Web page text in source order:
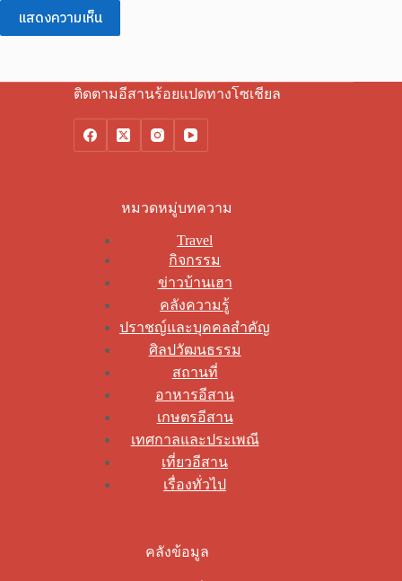
แสดงความเห็น
ติดตามอีสานร้อยแปดทางโซเชียล
หมวดหมู่บทความ
Travel
กิจกรรม
ข่าวบ้านเฮา
คลังความรู้
ปราชญ์และบุคคลสำคัญ
ศิลปวัฒนธรรม
สถานที่
อาหารอีสาน
เกษตรอีสาน
เทศกาลและประเพณี
เที่ยวอีสาน
เรื่องทั่วไป
คลังข้อมูล